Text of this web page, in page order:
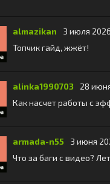
almazikan
3 июля
Топчик гайд, жжёт!
alinka1990703
28
Как насчет работы с
armada-n55
3 июня
Что за баги с видео?